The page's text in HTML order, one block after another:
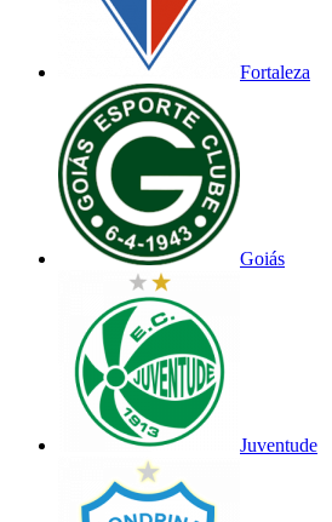
Fortaleza
Goiás
Juventude